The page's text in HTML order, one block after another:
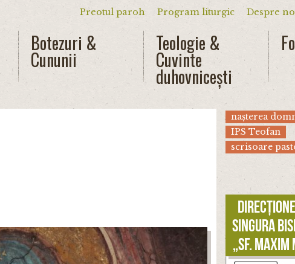
Meniu secundar
Preotul paroh Program liturgic Despre
Botezuri &
Cununii
Teologie &
Cuvinte
duhovnicești
nașterea
IPS Teofan
scrisoare
singura
„Sf.